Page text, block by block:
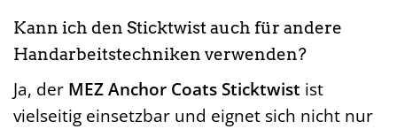
Kann ich den Sticktwist auch für andere
Handarbeitstechniken verwenden?
Ja, der MEZ Anchor Coats Sticktwist ist
vielseitig einsetzbar und eignet sich nicht nur